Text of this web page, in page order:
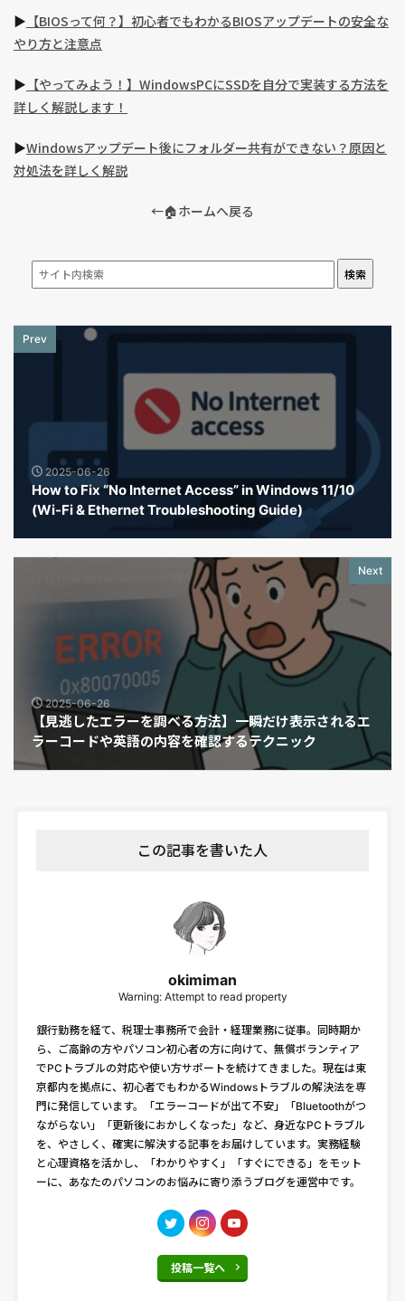
▶︎ 【BIOSって何？】初心者でもわかるBIOSアップデートの安全な
やり方と注意点
▶︎ 【やってみよう！】WindowsPCにSSDを自分で実装する方法を
詳しく解説します！
▶︎Windowsアップデート後にフォルダー共有ができない？原因と
対処法を詳しく解説
←🏠ホームへ戻る
検索
Prev
2025-06-26
How to Fix “No Internet Access” in Windows 11/10
(Wi-Fi & Ethernet Troubleshooting Guide)
Next
2025-06-26
【見逃したエラーを調べる方法】一瞬だけ表示されるエ
ラーコードや英語の内容を確認するテクニック
この記事を書いた人
okimiman
Warning: Attempt to read property
銀行勤務を経て、税理士事務所で会計・経理業務に従事。同時期か
ら、ご高齢の方やパソコン初心者の方に向けて、無償ボランティア
でPCトラブルの対応や使い方サポートを続けてきました。現在は東
京都内を拠点に、初心者でもわかるWindowsトラブルの解決法を専
門に発信しています。「エラーコードが出て不安」「Bluetoothがつ
ながらない」「更新後におかしくなった」など、身近なPCトラブル
を、やさしく、確実に解決する記事をお届けしています。実務経験
と心理資格を活かし、「わかりやすく」「すぐにできる」をモット
ーに、あなたのパソコンのお悩みに寄り添うブログを運営中です。
投稿一覧へ